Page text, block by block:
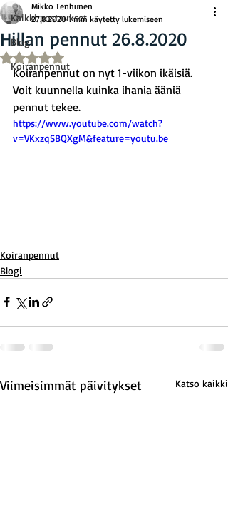
Kaikki postaukset
Blogi
Koiranpennut
Hillan pennut 26.8.2020
Mikko Tenhunen
27.8.2020 1 min käytetty lukemiseen
Arvostelun tähtimäärä: epäluku/5
Koiranpennut on nyt 1-viikon ikäisiä.
Voit kuunnella kuinka ihania ääniä
pennut tekee.
https://www.youtube.com/watch?
v=VKxzqSBQXgM&feature=youtu.be
Koiranpennut
Blogi
Viimeisimmät päivitykset Katso kaikki